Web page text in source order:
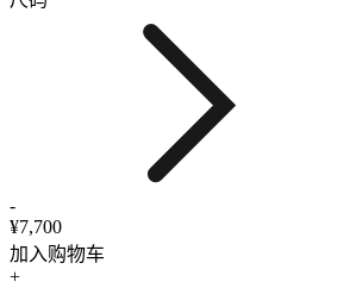
-
¥7,700
加入购物车
+